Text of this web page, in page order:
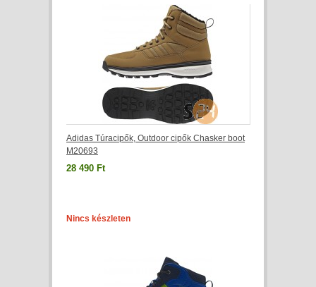
Adidas Túracipők, Outdoor cipők Chasker boot
M20693
28 490 Ft
Nincs készleten